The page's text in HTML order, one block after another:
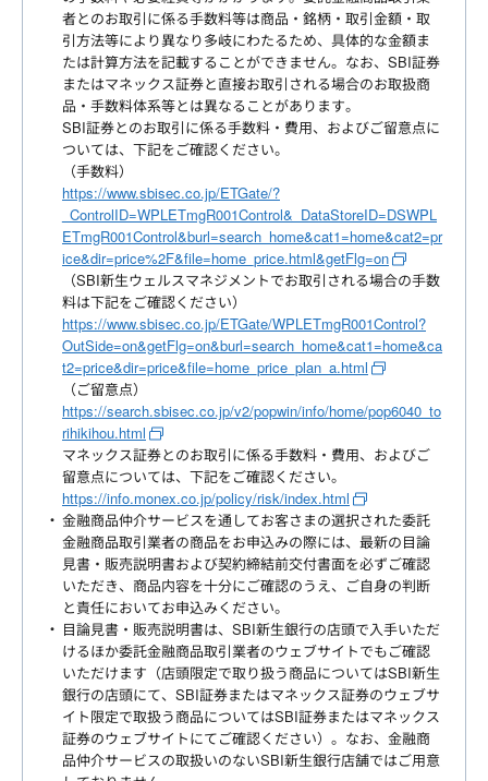
者とのお取引に係る手数料等は商品・銘柄・取引金額・取
引方法等により異なり多岐にわたるため、具体的な金額ま
たは計算方法を記載することができません。なお、SBI証券
またはマネックス証券と直接お取引される場合のお取扱商
品・手数料体系等とは異なることがあります。
SBI証券とのお取引に係る手数料・費用、およびご留意点に
ついては、下記をご確認ください。
（手数料）
https://www.sbisec.co.jp/ETGate/?
_ControlID=WPLETmgR001Control&_DataStoreID=DSWPL
ETmgR001Control&burl=search_home&cat1=home&cat2=pr
ice&dir=price%2F&file=home_price.html&getFlg=on
（SBI新生ウェルスマネジメントでお取引される場合の手数
料は下記をご確認ください）
https://www.sbisec.co.jp/ETGate/WPLETmgR001Control?
OutSide=on&getFlg=on&burl=search_home&cat1=home&ca
t2=price&dir=price&file=home_price_plan_a.html
（ご留意点）
https://search.sbisec.co.jp/v2/popwin/info/home/pop6040_to
rihikihou.html
マネックス証券とのお取引に係る手数料・費用、およびご
留意点については、下記をご確認ください。
https://info.monex.co.jp/policy/risk/index.html
金融商品仲介サービスを通してお客さまの選択された委託
金融商品取引業者の商品をお申込みの際には、最新の目論
見書・販売説明書および契約締結前交付書面を必ずご確認
いただき、商品内容を十分にご確認のうえ、ご自身の判断
と責任においてお申込みください。
目論見書・販売説明書は、SBI新生銀行の店頭で入手いただ
けるほか委託金融商品取引業者のウェブサイトでもご確認
いただけます（店頭限定で取り扱う商品についてはSBI新生
銀行の店頭にて、SBI証券またはマネックス証券のウェブサ
イト限定で取扱う商品についてはSBI証券またはマネックス
証券のウェブサイトにてご確認ください）。なお、金融商
品仲介サービスの取扱いのないSBI新生銀行店舗ではご用意